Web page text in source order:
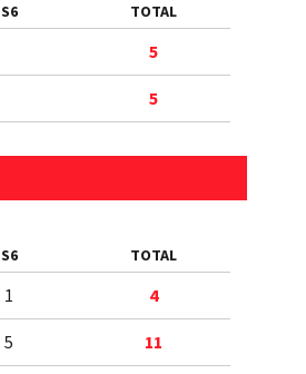
S6 TOTAL
5
5
S6 TOTAL
1 4
5 11